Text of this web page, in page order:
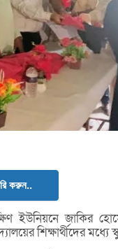
করুন..
ইউনিয়নে জাকির
শিক্ষার্থীদের